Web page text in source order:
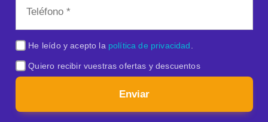
He leído y acepto la política de privacidad.
Quiero recibir vuestras ofertas y descuentos
Enviar